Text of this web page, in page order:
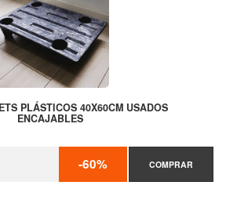
PLÁSTICOS 40X60CM USADOS
ENCAJABLES
-60% COMPRAR